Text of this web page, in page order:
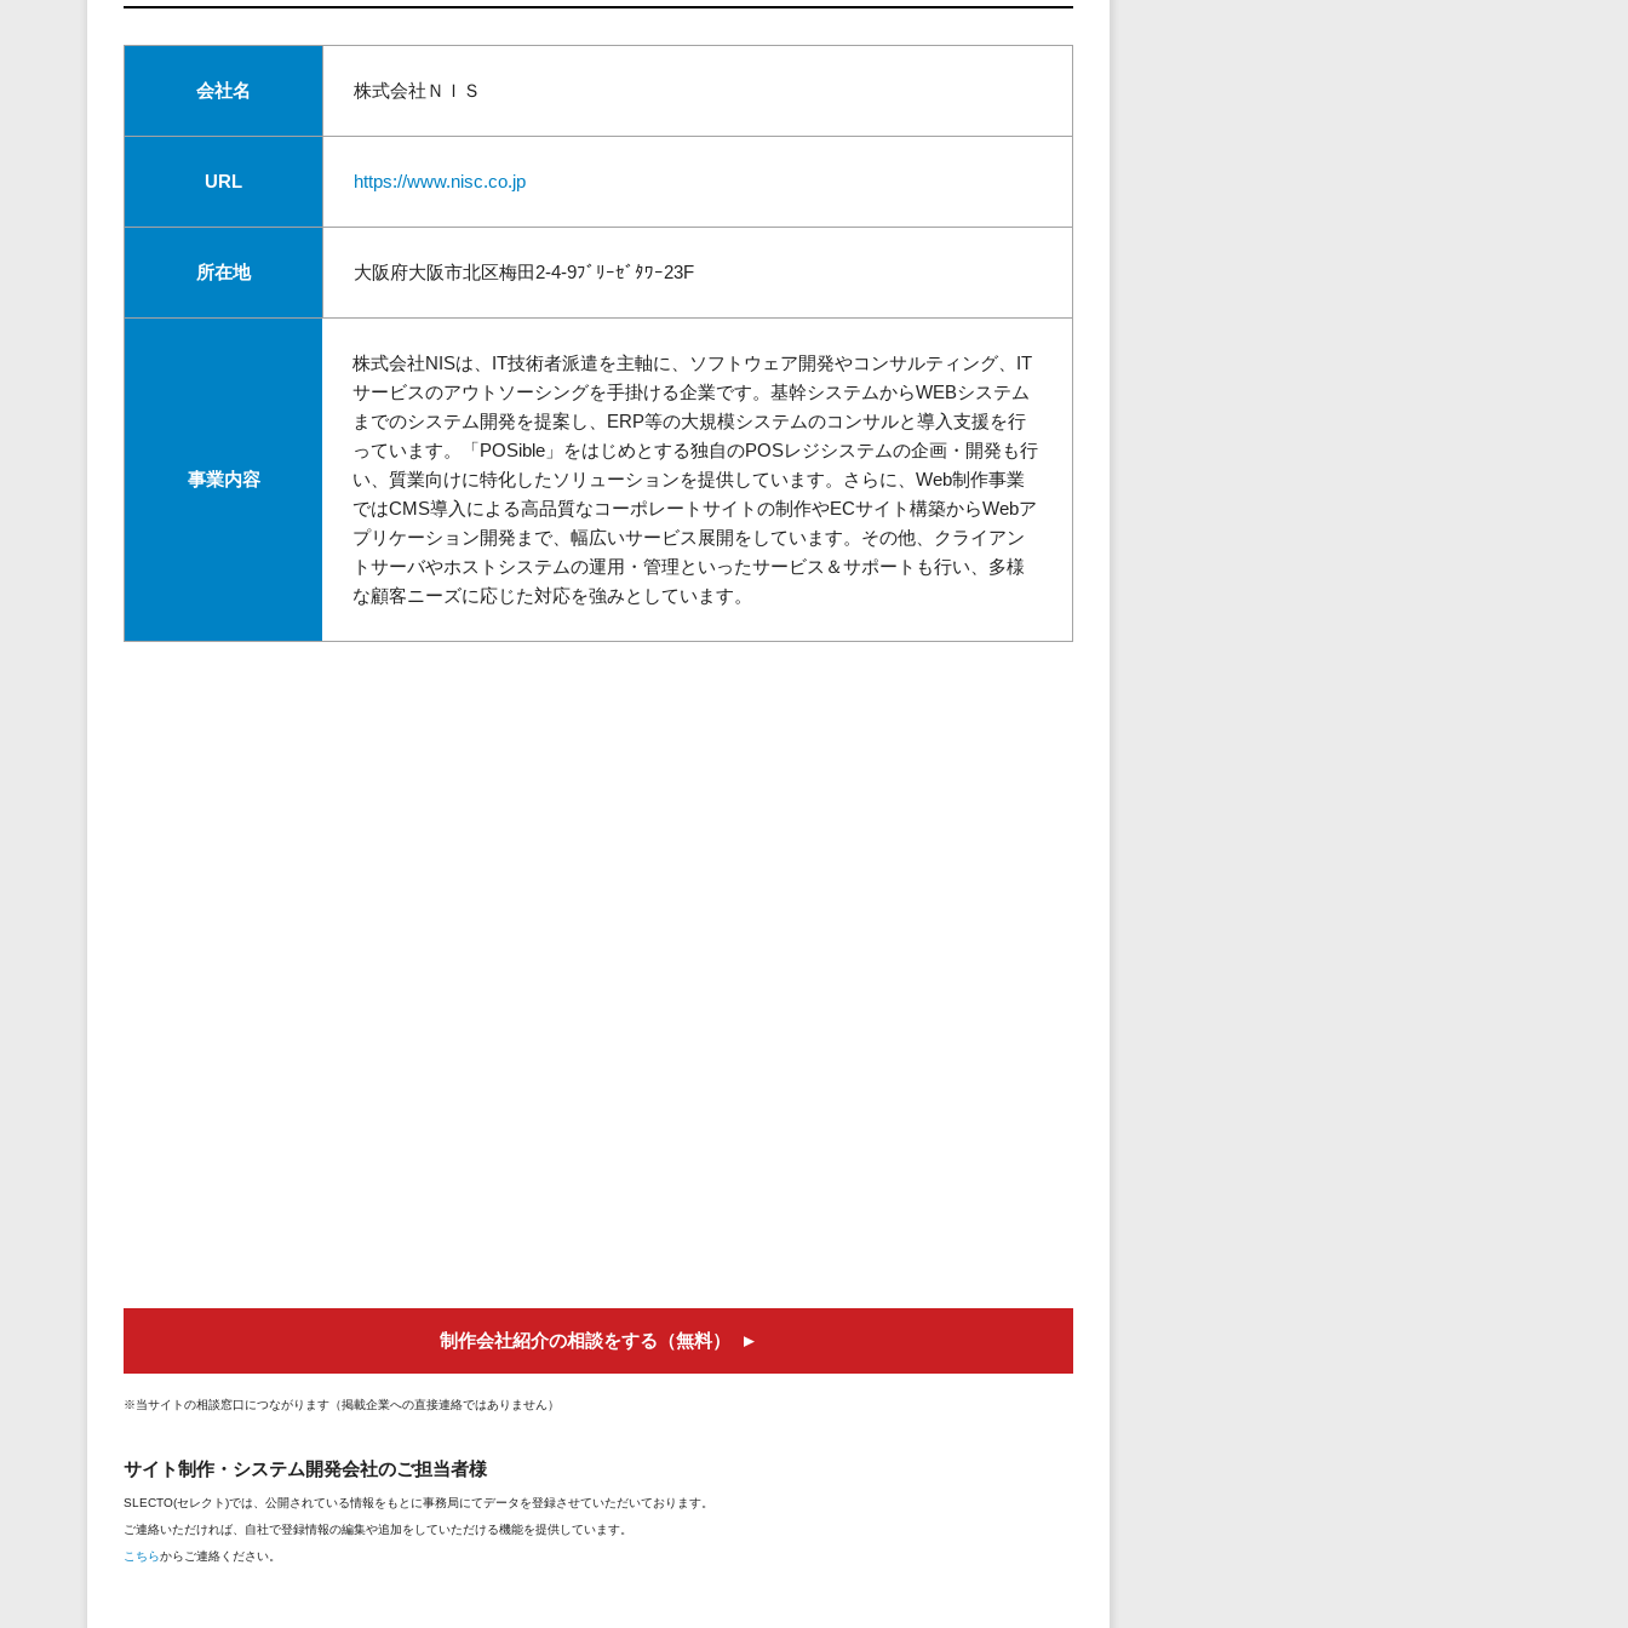
会社名 株式会社ＮＩＳ
URL https://www.nisc.co.jp
所在地 大阪府大阪市北区梅田2-4-9ﾌﾞﾘｰｾﾞﾀﾜｰ23F
事業内容
株式会社NISは、IT技術者派遣を主軸に、ソフトウェア開発やコンサルティング、IT
サービスのアウトソーシングを手掛ける企業です。基幹システムからWEBシステム
までのシステム開発を提案し、ERP等の大規模システムのコンサルと導入支援を行
っています。「POSible」をはじめとする独自のPOSレジシステムの企画・開発も行
い、質業向けに特化したソリューションを提供しています。さらに、Web制作事業
ではCMS導入による高品質なコーポレートサイトの制作やECサイト構築からWebア
プリケーション開発まで、幅広いサービス展開をしています。その他、クライアン
トサーバやホストシステムの運用・管理といったサービス＆サポートも行い、多様
な顧客ニーズに応じた対応を強みとしています。
制作会社紹介の相談をする（無料）
※当サイトの相談窓口につながります（掲載企業への直接連絡ではありません）
サイト制作・システム開発会社のご担当者様
SLECTO(セレクト)では、公開されている情報をもとに事務局にてデータを登録させていただいております。
ご連絡いただければ、自社で登録情報の編集や追加をしていただける機能を提供しています。
こちらからご連絡ください。